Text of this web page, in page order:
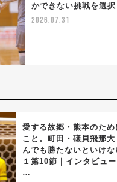
かできない挑戦を選択
2026.07.31
愛する故郷・熊本のため
こと。町田・礒貝飛那大
んでも勝たないといけな
１第10節｜インタビュー
…